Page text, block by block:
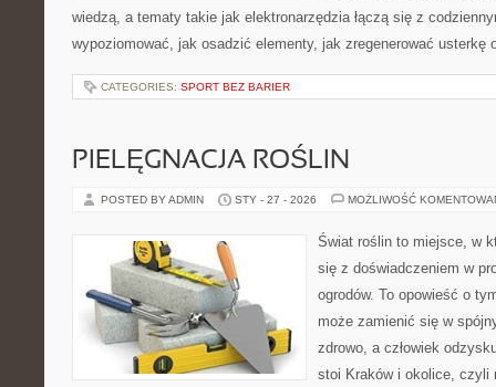
wiedzą, a tematy takie jak elektronarzędzia łączą się z
wypoziomować, jak osadzić elementy, jak zregenerować usterkę
CATEGORIES: SPORT BEZ BARIER
PIELĘGNACJA ROŚLIN
POSTED BY ADMIN STY - 27 - 2026 MOŻLIWOŚĆ
Świat roślin to miejsce, w
się z doświadczeniem w
ogrodów. To opowieść o
może zamienić się w
zdrowo, a człowiek
stoi Kraków i okolice, czyli